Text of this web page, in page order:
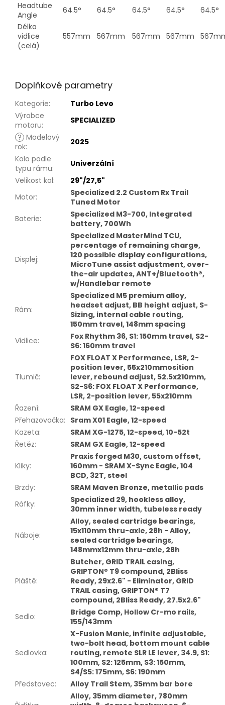
Headtube
Angle
64.5° 64.5° 64.5° 64.5°
64.5°
Délka
vidlice
(celá)
557mm 567mm 567mm 567mm
Doplňkové parametry
Kategorie:
Turbo Levo
Výrobce
motoru:
SPECIALIZED
? Modelový
rok:
2025
Kolo podle
typu rámu:
Univerzální
Velikost kol:
29"/27,5"
Motor:
Specialized 2.2 Custom Rx Trail
Tuned Motor
Baterie:
Specialized M3-700, Integrated
battery, 700Wh
Displej:
Specialized MasterMind TCU,
percentage of remaining charge,
120 possible display configurations,
MicroTune assist adjustment, over-
the-air updates, ANT+/Bluetooth®,
w/Handlebar remote
Rám:
Specialized M5 premium alloy,
headset adjust, BB height adjust, S-
Sizing, internal cable routing,
150mm travel, 148mm spacing
Vidlice:
Fox Rhythm 36, S1: 150mm travel, S2-
S6: 160mm travel
Tlumič:
FOX FLOAT X Performance, LSR, 2-
position lever, 55x210mmosition
lever, rebound adjust, 52.5x210mm,
S2-S6: FOX FLOAT X Performance,
LSR, 2-position lever, 55x210mm
Řazení:
SRAM GX Eagle, 12-speed
Přehazovačka: Sram X01 Eagle, 12-speed
Kazeta:
SRAM XG-1275, 12-speed, 10-52t
Řetěz: SRAM GX Eagle, 12-speed
Kliky:
Praxis forged M30, custom offset,
160mm - SRAM X-Sync Eagle, 104
BCD, 32T, steel
Brzdy:
SRAM Maven Bronze, metallic pads
Ráfky:
Specialized 29, hookless alloy,
30mm inner width, tubeless ready
Náboje:
Alloy, sealed cartridge bearings,
15x110mm thru-axle, 28h - Alloy,
sealed cartridge bearings,
148mmx12mm thru-axle, 28h
Pláště:
Butcher, GRID TRAIL casing,
GRIPTON® T9 compound, 2Bliss
Ready, 29x2.6" - Eliminator, GRID
TRAIL casing, GRIPTON® T7
compound, 2Bliss Ready, 27.5x2.6"
Sedlo:
Bridge Comp, Hollow Cr-mo rails,
155/143mm
Sedlovka:
X-Fusion Manic, infinite adjustable,
two-bolt head, bottom mount cable
routing, remote SLR LE lever, 34.9, S1:
100mm, S2: 125mm, S3: 150mm,
S4/S5: 175mm, S6: 190mm
Představec: Alloy Trail Stem, 35mm bar bore
Alloy, 35mm diameter, 780mm